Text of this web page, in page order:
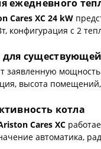
ежедневного
Cares XC 24 kW
конфигурация с 2
заявленную мощность
высота
котла
Cares XC
автоматика,